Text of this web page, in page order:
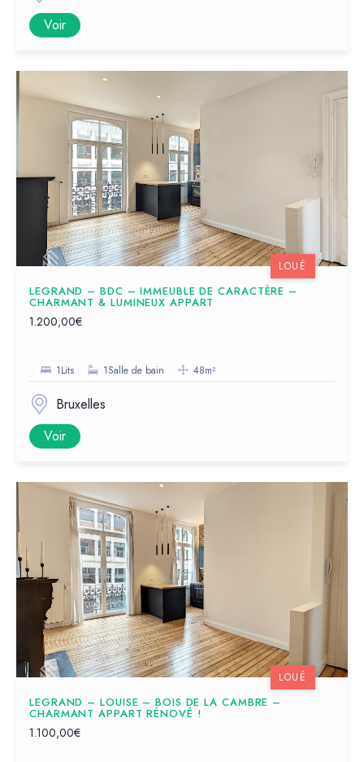
Voir
LEGRAND – BDC – IMMEUBLE DE CARACTÈRE –
CHARMANT & LUMINEUX APPART
1.200,00€
1Lits 1Salle de bain 48m²
Bruxelles
Voir
LOUÉ
LEGRAND – LOUISE – BOIS DE LA CAMBRE –
CHARMANT APPART RÉNOVÉ !
1.100,00€
LOUÉ